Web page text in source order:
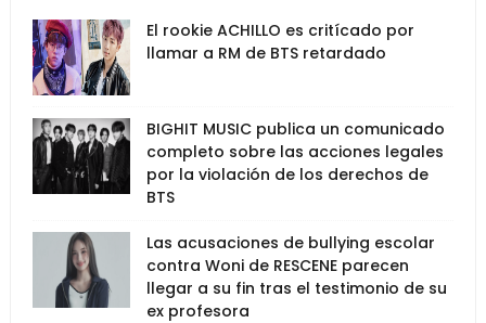
El rookie ACHILLO es critícado por
llamar a RM de BTS retardado
BIGHIT MUSIC publica un comunicado
completo sobre las acciones legales
por la violación de los derechos de
BTS
Las acusaciones de bullying escolar
contra Woni de RESCENE parecen
llegar a su fin tras el testimonio de su
ex profesora